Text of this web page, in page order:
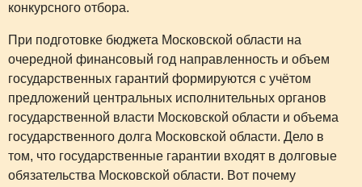
конкурсного отбора.
При подготовке бюджета Московской области на
очередной финансовый год направленность и объем
государственных гарантий формируются с учётом
предложений центральных исполнительных органов
государственной власти Московской области и объема
государственного долга Московской области. Дело в
том, что государственные гарантии входят в долговые
обязательства Московской области. Вот почему